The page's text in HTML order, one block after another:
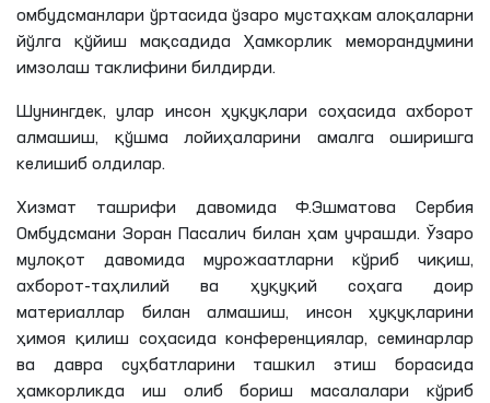
омбудсманлари ўртасида ўзаро мустаҳкам алоқаларни
йўлга қўйиш мақсадида Ҳамкорлик меморандумини
имзолаш таклифини билдирди.
Шунингдек, улар инсон ҳуқуқлари соҳасида ахборот
алмашиш, қўшма лойиҳаларини амалга оширишга
келишиб олдилар.
Хизмат ташрифи давомида Ф.Эшматова Сербия
Омбудсмани Зоран Пасалич билан ҳам учрашди. Ўзаро
мулоқот давомида мурожаатларни кўриб чиқиш,
ахборот-таҳлилий ва ҳуқуқий соҳага доир
материаллар билан алмашиш, инсон ҳуқуқларини
ҳимоя қилиш соҳасида конференциялар, семинарлар
ва давра суҳбатларини ташкил этиш борасида
ҳамкорликда иш олиб бориш масалалари кўриб